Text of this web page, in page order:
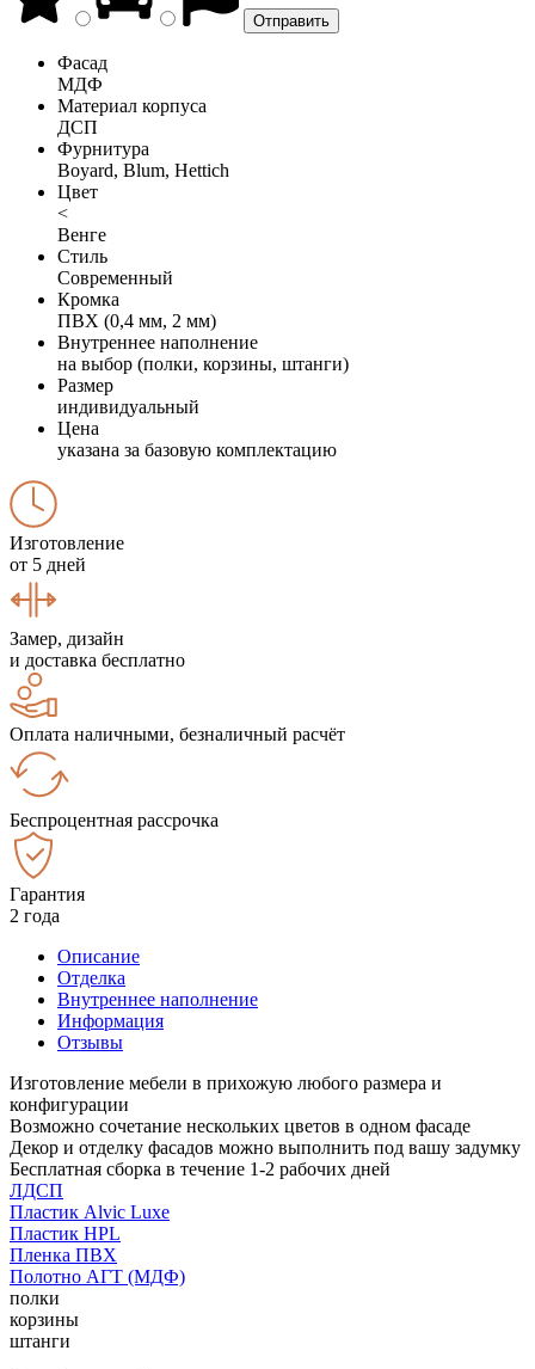
Фасад
МДФ
Материал корпуса
ДСП
Фурнитура
Boyard, Blum, Hettich
Цвет
<
Венге
Стиль
Современный
Кромка
ПВХ (0,4 мм, 2 мм)
Внутреннее наполнение
на выбор (полки, корзины, штанги)
Размер
индивидуальный
Цена
указана за базовую комплектацию
Изготовление
от 5 дней
Замер, дизайн
и доставка бесплатно
Оплата наличными, безналичный расчёт
Беспроцентная рассрочка
Гарантия
2 года
Описание
Отделка
Внутреннее наполнение
Информация
Отзывы
Изготовление мебели в прихожую любого размера и
конфигурации
Возможно сочетание нескольких цветов в одном фасаде
Декор и отделку фасадов можно выполнить под вашу задумку
Бесплатная сборка в течение 1-2 рабочих дней
ЛДСП
Пластик Alvic Luxe
Пластик HPL
Пленка ПВХ
Полотно АГТ (МДФ)
полки
корзины
штанги